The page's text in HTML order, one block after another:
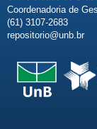
Coordenadoria de
(61) 3107-2683
repositorio@unb.br